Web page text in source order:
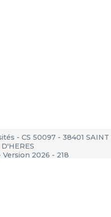
- CS 50097 - 38401 SAINT
Version 2026 - 218